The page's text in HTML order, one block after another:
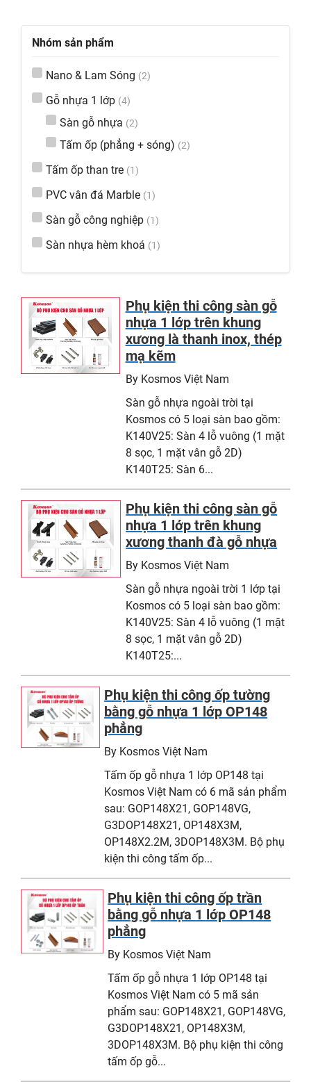
Nhóm sản phẩm
Nano & Lam Sóng (2)
Gỗ nhựa 1 lớp (4)
Sàn gỗ nhựa (2)
Tấm ốp (phẳng + sóng) (2)
Tấm ốp than tre (1)
PVC vân đá Marble (1)
Sàn gỗ công nghiệp (1)
Sàn nhựa hèm khoá (1)
Phụ kiện thi công sàn gỗ
nhựa 1 lớp trên khung
xương là thanh inox, thép
mạ kẽm
By Kosmos Việt Nam
Sàn gỗ nhựa ngoài trời tại
Kosmos có 5 loại sàn bao gồm:
K140V25: Sàn 4 lỗ vuông (1 mặt
8 sọc, 1 mặt vân gỗ 2D)
K140T25: Sàn 6...
Phụ kiện thi công sàn gỗ
nhựa 1 lớp trên khung
xương thanh đà gỗ nhựa
By Kosmos Việt Nam
Sàn gỗ nhựa ngoài trời 1 lớp tại
Kosmos có 5 loại sàn bao gồm:
K140V25: Sàn 4 lỗ vuông (1 mặt
8 sọc, 1 mặt vân gỗ 2D)
K140T25:...
Phụ kiện thi công ốp tường
bằng gỗ nhựa 1 lớp OP148
phẳng
By Kosmos Việt Nam
Tấm ốp gỗ nhựa 1 lớp OP148 tại
Kosmos Việt Nam có 6 mã sản phẩm
sau: GOP148X21, GOP148VG,
G3DOP148X21, OP148X3M,
OP148X2.2M, 3DOP148X3M. Bộ phụ
kiện thi công tấm ốp...
Phụ kiện thi công ốp trần
bằng gỗ nhựa 1 lớp OP148
phẳng
By Kosmos Việt Nam
Tấm ốp gỗ nhựa 1 lớp OP148 tại
Kosmos Việt Nam có 5 mã sản
phẩm sau: GOP148X21, GOP148VG,
G3DOP148X21, OP148X3M,
3DOP148X3M. Bộ phụ kiện thi công
tấm ốp gỗ...